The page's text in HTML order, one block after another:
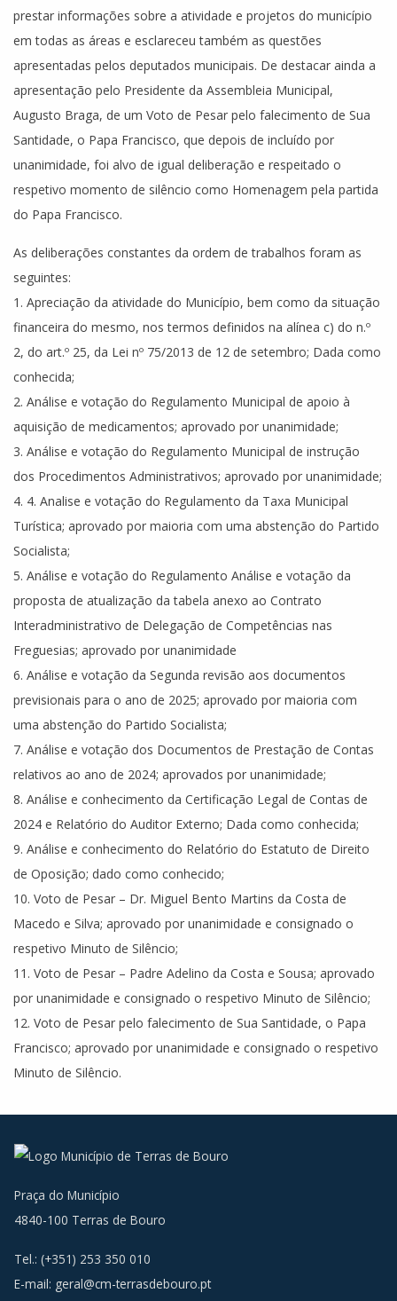
prestar informações sobre a atividade e projetos do município
em todas as áreas e esclareceu também as questões
apresentadas pelos deputados municipais. De destacar ainda a
apresentação pelo Presidente da Assembleia Municipal,
Augusto Braga, de um Voto de Pesar pelo falecimento de Sua
Santidade, o Papa Francisco, que depois de incluído por
unanimidade, foi alvo de igual deliberação e respeitado o
respetivo momento de silêncio como Homenagem pela partida
do Papa Francisco.
As deliberações constantes da ordem de trabalhos foram as
seguintes:
1. Apreciação da atividade do Município, bem como da situação
financeira do mesmo, nos termos definidos na alínea c) do n.º
2, do art.º 25, da Lei nº 75/2013 de 12 de setembro; Dada como
conhecida;
2. Análise e votação do Regulamento Municipal de apoio à
aquisição de medicamentos; aprovado por unanimidade;
3. Análise e votação do Regulamento Municipal de instrução
dos Procedimentos Administrativos; aprovado por unanimidade;
4. 4. Analise e votação do Regulamento da Taxa Municipal
Turística; aprovado por maioria com uma abstenção do Partido
Socialista;
5. Análise e votação do Regulamento Análise e votação da
proposta de atualização da tabela anexo ao Contrato
Interadministrativo de Delegação de Competências nas
Freguesias; aprovado por unanimidade
6. Análise e votação da Segunda revisão aos documentos
previsionais para o ano de 2025; aprovado por maioria com
uma abstenção do Partido Socialista;
7. Análise e votação dos Documentos de Prestação de Contas
relativos ao ano de 2024; aprovados por unanimidade;
8. Análise e conhecimento da Certificação Legal de Contas de
2024 e Relatório do Auditor Externo; Dada como conhecida;
9. Análise e conhecimento do Relatório do Estatuto de Direito
de Oposição; dado como conhecido;
10. Voto de Pesar – Dr. Miguel Bento Martins da Costa de
Macedo e Silva; aprovado por unanimidade e consignado o
respetivo Minuto de Silêncio;
11. Voto de Pesar – Padre Adelino da Costa e Sousa; aprovado
por unanimidade e consignado o respetivo Minuto de Silêncio;
12. Voto de Pesar pelo falecimento de Sua Santidade, o Papa
Francisco; aprovado por unanimidade e consignado o respetivo
Minuto de Silêncio.
Praça do Município
4840-100 Terras de Bouro
Tel.: (+351) 253 350 010
E-mail: geral@cm-terrasdebouro.pt